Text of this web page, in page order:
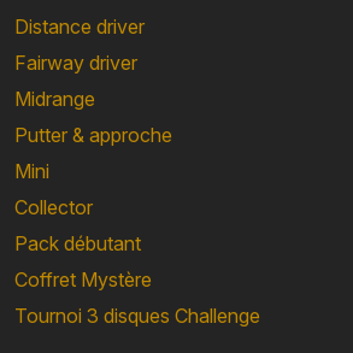
Distance driver
Fairway driver
Midrange
Putter & approche
Mini
Collector
Pack débutant
Coffret Mystère
Tournoi 3 disques Challenge